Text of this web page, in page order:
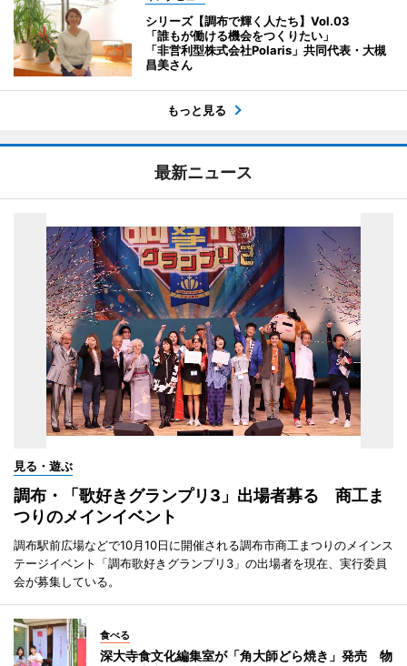
シリーズ【調布で輝く人たち】Vol.03
「誰もが働ける機会をつくりたい」
「非営利型株式会社Polaris」共同代表・大槻
昌美さん
もっと見る
最新ニュース
見る・遊ぶ
調布・「歌好きグランプリ3」出場者募る 商工ま
つりのメインイベント
調布駅前広場などで10月10日に開催される調布市商工まつりのメインス
テージイベント「調布歌好きグランプリ3」の出場者を現在、実行委員
会が募集している。
食べる
深大寺食文化編集室が「角大師どら焼き」発売 物